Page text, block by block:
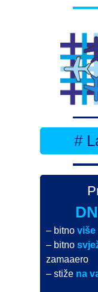
#
– bitnoviše
– bitno
zamaaero
– stiže na